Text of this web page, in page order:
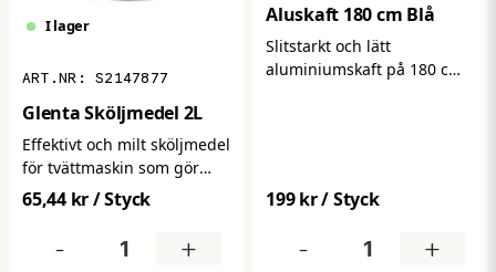
I lager
S2147877
Glenta Sköljmedel 2L
Effektivt och milt sköljmedel
för tvättmaskin som gör
tvättgods mjukt, följsamt
och mer behagligt att bära
– samtidigt som det
minskar statisk elektricitet.
65,44 kr/ Styck
- +
Aluskaft 180 cm Blå
Slitstarkt och lätt
aluminium­skaft på 180 cm
ergonomi och smidig
det passar de flesta
199 kr/ Styck
- +